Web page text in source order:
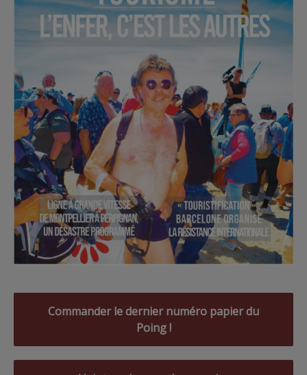
Commander le dernier numéro papier du
Poing !